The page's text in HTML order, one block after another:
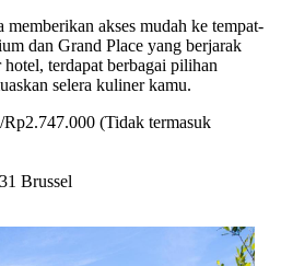
akses mudah ke tempat-
dan Grand Place yang berjarak
terdapat berbagai pilihan
selera kuliner kamu.
(Tidak termasuk
Brussel